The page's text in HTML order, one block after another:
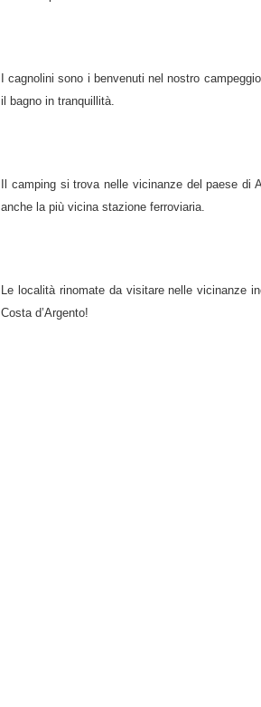
I cagnolini sono i benvenuti nel nostro
il bagno in tranquillità.
Il camping si trova nelle vicinanze del paese di
anche la più vicina stazione ferroviaria.
Le località rinomate da visitare nelle vicinanze
Costa d’Argento!